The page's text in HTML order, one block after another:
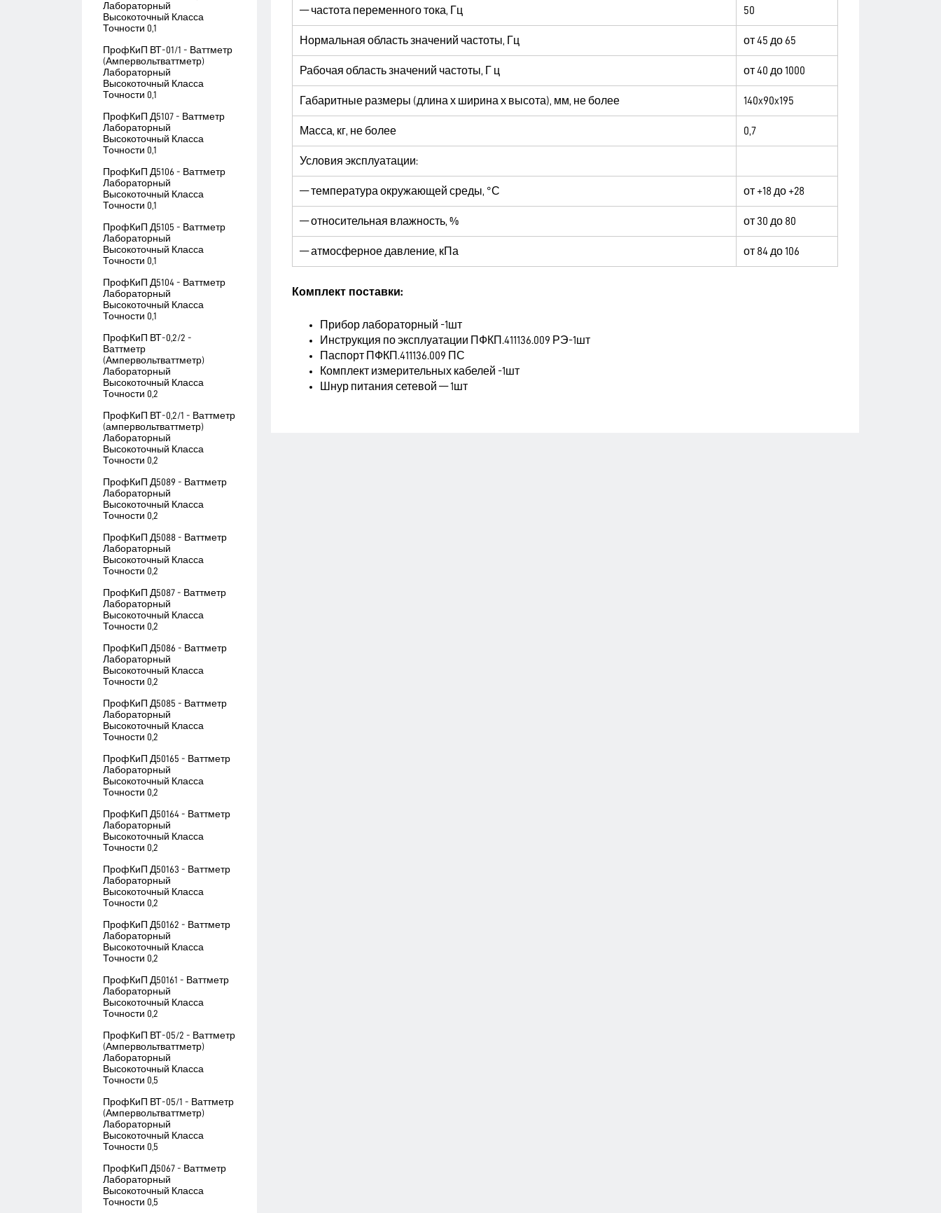
Лабораторный
Высокоточный Класса
Точности 0,1
ПрофКиП ВТ-01/1 - Ваттметр
(Ампервольтваттметр)
Лабораторный
Высокоточный Класса
Точности 0,1
ПрофКиП Д5107 - Ваттметр
Лабораторный
Высокоточный Класса
Точности 0,1
ПрофКиП Д5106 - Ваттметр
Лабораторный
Высокоточный Класса
Точности 0,1
ПрофКиП Д5105 - Ваттметр
Лабораторный
Высокоточный Класса
Точности 0,1
ПрофКиП Д5104 - Ваттметр
Лабораторный
Высокоточный Класса
Точности 0,1
ПрофКиП ВТ-0,2/2 -
Ваттметр
(Ампервольтваттметр)
Лабораторный
Высокоточный Класса
Точности 0,2
ПрофКиП ВТ-0,2/1 - Ваттметр
(ампервольтваттметр)
Лабораторный
Высокоточный Класса
Точности 0,2
ПрофКиП Д5089 - Ваттметр
Лабораторный
Высокоточный Класса
Точности 0,2
ПрофКиП Д5088 - Ваттметр
Лабораторный
Высокоточный Класса
Точности 0,2
ПрофКиП Д5087 - Ваттметр
Лабораторный
Высокоточный Класса
Точности 0,2
ПрофКиП Д5086 - Ваттметр
Лабораторный
Высокоточный Класса
Точности 0,2
ПрофКиП Д5085 - Ваттметр
Лабораторный
Высокоточный Класса
Точности 0,2
ПрофКиП Д50165 - Ваттметр
Лабораторный
Высокоточный Класса
Точности 0,2
ПрофКиП Д50164 - Ваттметр
Лабораторный
Высокоточный Класса
Точности 0,2
ПрофКиП Д50163 - Ваттметр
Лабораторный
Высокоточный Класса
Точности 0,2
ПрофКиП Д50162 - Ваттметр
Лабораторный
Высокоточный Класса
Точности 0,2
ПрофКиП Д50161 - Ваттметр
Лабораторный
Высокоточный Класса
Точности 0,2
ПрофКиП ВТ-05/2 - Ваттметр
(Ампервольтваттметр)
Лабораторный
Высокоточный Класса
Точности 0,5
ПрофКиП ВТ-05/1 - Ваттметр
(Ампервольтваттметр)
Лабораторный
Высокоточный Класса
Точности 0,5
ПрофКиП Д5067 - Ваттметр
Лабораторный
Высокоточный Класса
Точности 0,5
— частота переменного тока, Гц 50
Нормальная область значений частоты, Гц от 45 до 65
Рабочая область значений частоты, Г ц от 40 до 1000
Габаритные размеры (длина х ширина х высота), мм, не более 140x90x195
Масса, кг, не более 0,7
Условия эксплуатации:
— температура окружающей среды, °С от +18 до +28
— относительная влажность, % от 30 до 80
— атмосферное давление, кПа от 84 до 106
Комплект поставки:
Прибор лабораторный -1шт
Инструкция по эксплуатации ПФКП.411136.009 РЭ-1шт
Паспорт ПФКП.411136.009 ПС
Комплект измерительных кабелей -1шт
Шнур питания сетевой — 1шт